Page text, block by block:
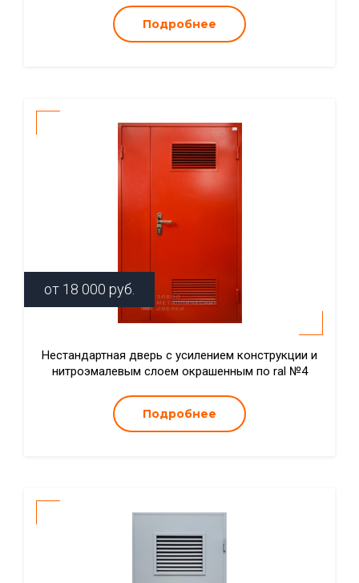
Подробнее
от 18 000 руб.
Нестандартная дверь с усилением конструкции и
нитроэмалевым слоем окрашенным по ral №4
Подробнее